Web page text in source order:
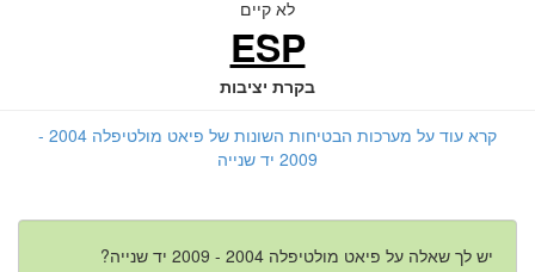
לא קיים
ESP
בקרת יציבות
קרא עוד על מערכות הבטיחות השונות של פיאט מולטיפלה 2004 -
2009 יד שנייה
יש לך שאלה על פיאט מולטיפלה 2004 - 2009 יד שנייה?